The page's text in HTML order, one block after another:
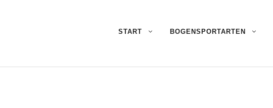
START BOGENSPORTARTEN